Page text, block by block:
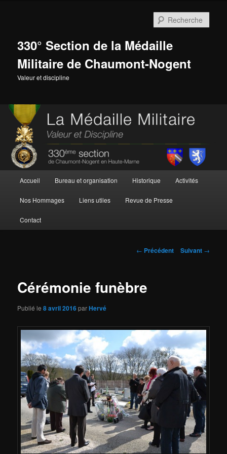
330° Section de la Médaille
Militaire de Chaumont-Nogent
Valeur et discipline
principal
Accueil Bureau et organisation Historique Activités
Nos Hommages Liens utiles Revue de Presse
Contact
Navigation
← Précédent Suivant →
Cérémonie funèbre
Publié le8 avril 2016parHervé